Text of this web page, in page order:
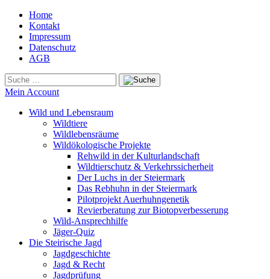
Home
Kontakt
Impressum
Datenschutz
AGB
Mein Account
Wild und Lebensraum
Wildtiere
Wildlebensräume
Wildökologische Projekte
Rehwild in der Kulturlandschaft
Wildtierschutz & Verkehrssicherheit
Der Luchs in der Steiermark
Das Rebhuhn in der Steiermark
Pilotprojekt Auerhuhngenetik
Revierberatung zur Biotopverbesserung
Wild-Ansprechhilfe
Jäger-Quiz
Die Steirische Jagd
Jagdgeschichte
Jagd & Recht
Jagdprüfung